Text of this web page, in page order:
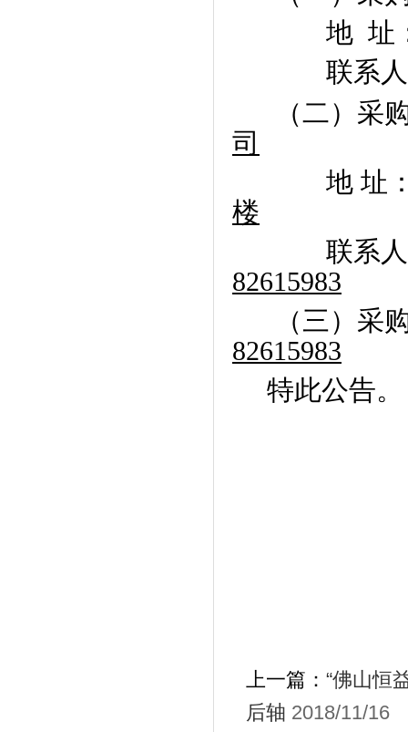
地 址
联系
（二）采
司
地 址
楼
联系
82615983
（三）采
82615983
特此公告。
上一篇： “佛山恒
后轴 2018/11/16